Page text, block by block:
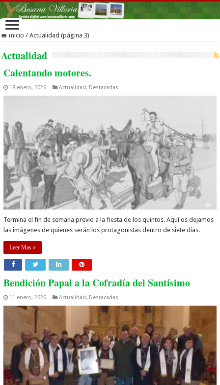
Inicio / Actualidad (página 3)
Actualidad
Calentando motores.
18 enero, 2026 Actualidad, Destacadas
Termina el fin de semana previo a la fiesta de los quintos. Aquí os dejamos
las imágenes de quienes serán los protagonistas dentro de siete días.
Leer Mas »
Bendición Papal a la Cofradía del Santísimo
11 enero, 2026 Actualidad, Destacadas